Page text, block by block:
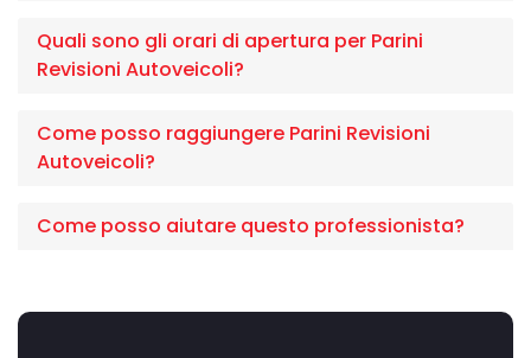
Quali sono gli orari di apertura per Parini
Revisioni Autoveicoli?
Come posso raggiungere Parini Revisioni
Autoveicoli?
Come posso aiutare questo professionista?